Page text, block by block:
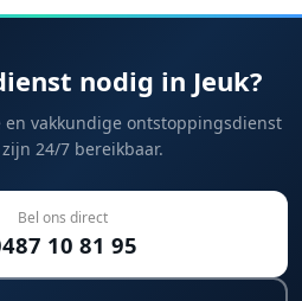
nodig in Jeuk?
en vakkundige ontstoppingsdienst
24/7 bereikbaar.
Bel ons direct
10 81 95